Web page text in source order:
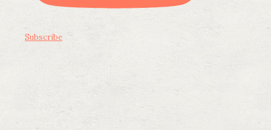
Subscribe